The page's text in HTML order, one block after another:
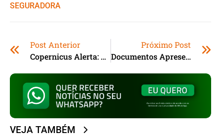
SEGURADORA
Post Anterior
Copernicus Alerta: 2024 Será O Primeiro Ano A Superar Limite De Aquecimento Climático
Próximo Post
Documentos Apresentam Novas Informações Sobre A Separação Dos Beatles
VEJA TAMBÉM